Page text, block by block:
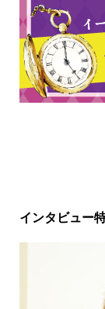
インタビュー